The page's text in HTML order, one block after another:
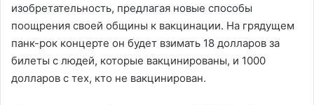
изобретательность, предлагая новые способы
поощрения своей общины к вакцинации. На грядущем
панк-рок концерте он будет взимать 18 долларов за
билеты с людей, которые вакцинированы, и 1000
долларов с тех, кто не вакцинирован.